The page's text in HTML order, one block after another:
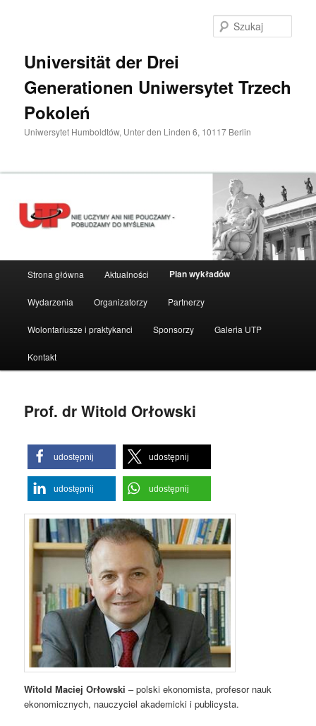
Universität der Drei
Generationen Uniwersytet Trzech
Pokoleń
Uniwersytet Humboldtów, Unter den Linden 6, 10117 Berlin
Strona główna Aktualności Plan wykładów
Wydarzenia Organizatorzy Partnerzy
Wolontariusze i praktykanci Sponsorzy Galeria UTP
Kontakt
Prof. dr Witold Orłowski
udostępnij udostępnij
udostępnij udostępnij
Witold Maciej Orłowski – polski ekonomista, profesor nauk
ekonomicznych, nauczyciel akademicki i publicysta.